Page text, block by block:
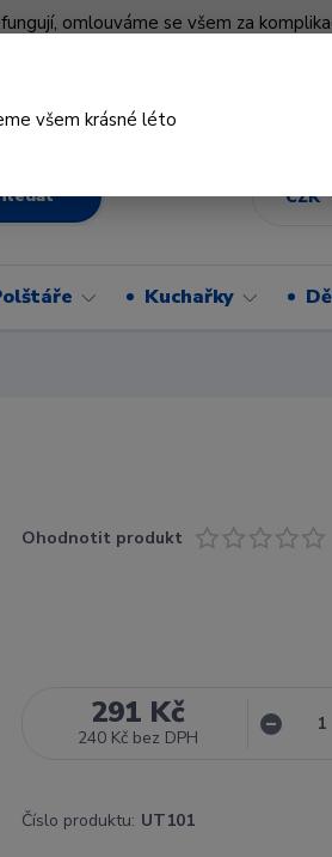
omlouváme se všem za
CZK
Kuchařky
Ohodnotit produkt
291 Kč
240 Kč bez DPH
Číslo produktu: UT101
všem krásné léto